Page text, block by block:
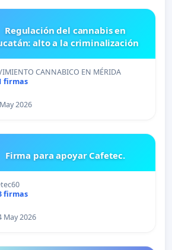
Regulación del cannabis en
alto a la criminalización
CANNABICO EN MÉRIDA
firmas
2026
Firma para apoyar Cafetec.
firmas
May 2026